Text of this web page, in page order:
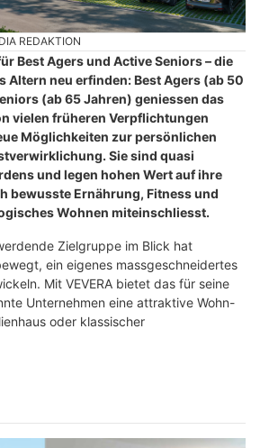
REDAKTION
Best Agers und Active Seniors – die
Altern neu erfinden: Best Agers (ab 50
(ab 65 Jahren) geniessen das
vielen früheren Verpflichtungen
Möglichkeiten zur persönlichen
Sie sind quasi
und legen hohen Wert auf ihre
bewusste Ernährung, Fitness und
Wohnen miteinschliesst.
Zielgruppe im Blick hat
ein eigenes massgeschneidertes
Mit VEVERA bietet das für seine
Unternehmen eine attraktive Wohn-
oder klassischer